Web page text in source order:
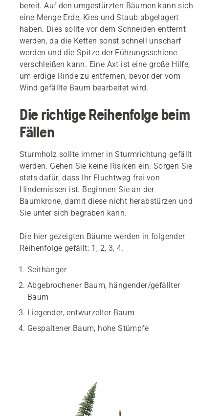
bereit. Auf den umgestürzten Bäumen kann sich
eine Menge Erde, Kies und Staub abgelagert
haben. Dies sollte vor dem Schneiden entfernt
werden, da die Ketten sonst schnell unscharf
werden und die Spitze der Führungsschiene
verschleißen kann. Eine Axt ist eine große Hilfe,
um erdige Rinde zu entfernen, bevor der vom
Wind gefällte Baum bearbeitet wird.
Die richtige Reihenfolge beim
Fällen
Sturmholz sollte immer in Sturmrichtung gefällt
werden. Gehen Sie keine Risiken ein. Sorgen Sie
stets dafür, dass Ihr Fluchtweg frei von
Hindernissen ist. Beginnen Sie an der
Baumkrone, damit diese nicht herabstürzen und
Sie unter sich begraben kann.
Die hier gezeigten Bäume werden in folgender
Reihenfolge gefällt: 1, 2, 3, 4.
Seithänger
Abgebrochener Baum, hängender/gefällter
Baum
Liegender, entwurzelter Baum
Gespaltener Baum, hohe Stümpfe